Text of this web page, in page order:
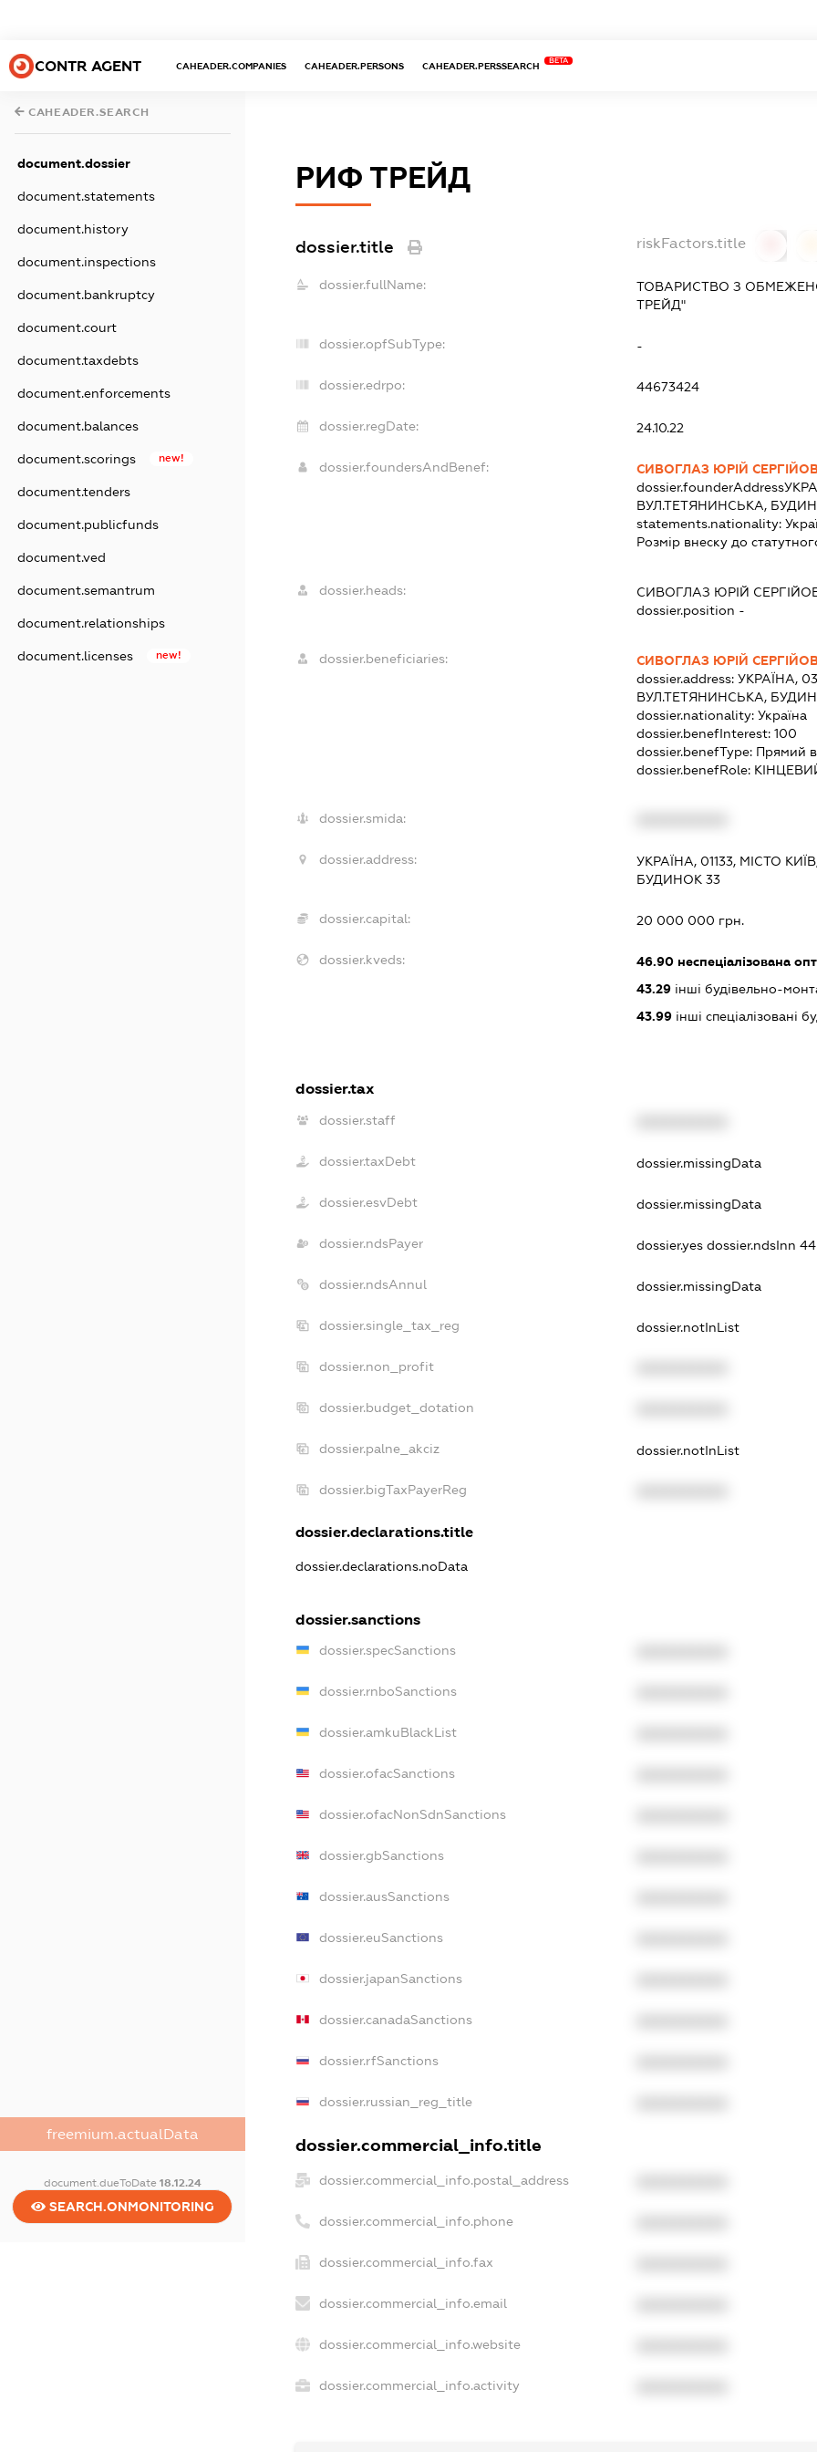
CONTR AGENT CAHEADER.COMPANIES CAHEADER.PERSONS CAHEADER.PERSSEARCH
BETA
CAHEADER.SEARCH
document.dossier
document.statements
document.history
document.inspections
document.bankruptcy
document.court
document.taxdebts
document.enforcements
document.balances
document.scorings new!
document.tenders
document.publicfunds
document.ved
document.semantrum
document.relationships
document.licenses new!
freemium.actualData
document.dueToDate 18.12.24
SEARCH.ONMONITORING
РИФ ТРЕЙД
dossier.title riskFactors.title
dossier.fullName:
ТОВАРИСТВО З
ТРЕЙД"
dossier.opfSubType: -
dossier.edrpo: 44673424
dossier.regDate: 24.10.22
dossier.foundersAndBenef:
СИВОГЛАЗ ЮРІЙ
dossier.founderAddress
ВУЛ.ТЕТЯНИНСЬКА,
statements.nationality:
Розмір внеску до
dossier.heads: СИВОГЛАЗ ЮРІЙ
dossier.position -
dossier.beneficiaries:
СИВОГЛАЗ ЮРІЙ
dossier.address: УКРАЇНА,
ВУЛ.ТЕТЯНИНСЬКА,
dossier.nationality: Україна
dossier.benefInterest: 100
dossier.benefType: Прямий
dossier.benefRole:
dossier.smida:
dossier.address:
УКРАЇНА, 01133, МІСТО
БУДИНОК 33
dossier.capital: 20 000 000 грн.
dossier.kveds: 46.90неспеціалізована
43.29інші будівельно-
43.99інші спеціалізовані
dossier.tax
dossier.staff
dossier.taxDebt dossier.missingData
dossier.esvDebt dossier.missingData
dossier.ndsPayer dossier.yes dossier.ndsInn
dossier.ndsAnnul dossier.missingData
dossier.single_tax_reg dossier.notInList
dossier.non_profit
dossier.budget_dotation
dossier.palne_akciz dossier.notInList
dossier.bigTaxPayerReg
dossier.declarations.title
dossier.declarations.noData
dossier.sanctions
dossier.specSanctions
dossier.rnboSanctions
dossier.amkuBlackList
dossier.ofacSanctions
dossier.ofacNonSdnSanctions
dossier.gbSanctions
dossier.ausSanctions
dossier.euSanctions
dossier.japanSanctions
dossier.canadaSanctions
dossier.rfSanctions
dossier.russian_reg_title
dossier.commercial_info.title
dossier.commercial_info.postal_address
dossier.commercial_info.phone
dossier.commercial_info.fax
dossier.commercial_info.email
dossier.commercial_info.website
dossier.commercial_info.activity